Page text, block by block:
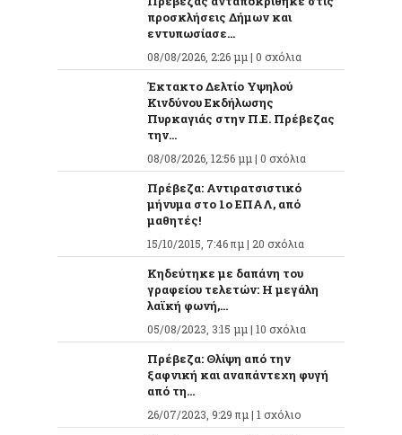
προσκλήσεις Δήμων και
εντυπωσίασε...
08/08/2026, 2:26 μμ | 0 σχόλια
Έκτακτο Δελτίο Υψηλού
Κινδύνου Εκδήλωσης
Πυρκαγιάς στην Π.Ε. Πρέβεζας
την...
08/08/2026, 12:56 μμ | 0 σχόλια
Πρέβεζα: Αντιρατσιστικό
μήνυμα στο 1ο ΕΠΑΛ, από
μαθητές!
15/10/2015, 7:46 πμ | 20 σχόλια
Κηδεύτηκε με δαπάνη του
γραφείου τελετών: Η μεγάλη
λαϊκή φωνή,...
05/08/2023, 3:15 μμ | 10 σχόλια
Πρέβεζα: Θλίψη από την
ξαφνική και αναπάντεχη φυγή
από τη...
26/07/2023, 9:29 πμ | 1 σχόλιο